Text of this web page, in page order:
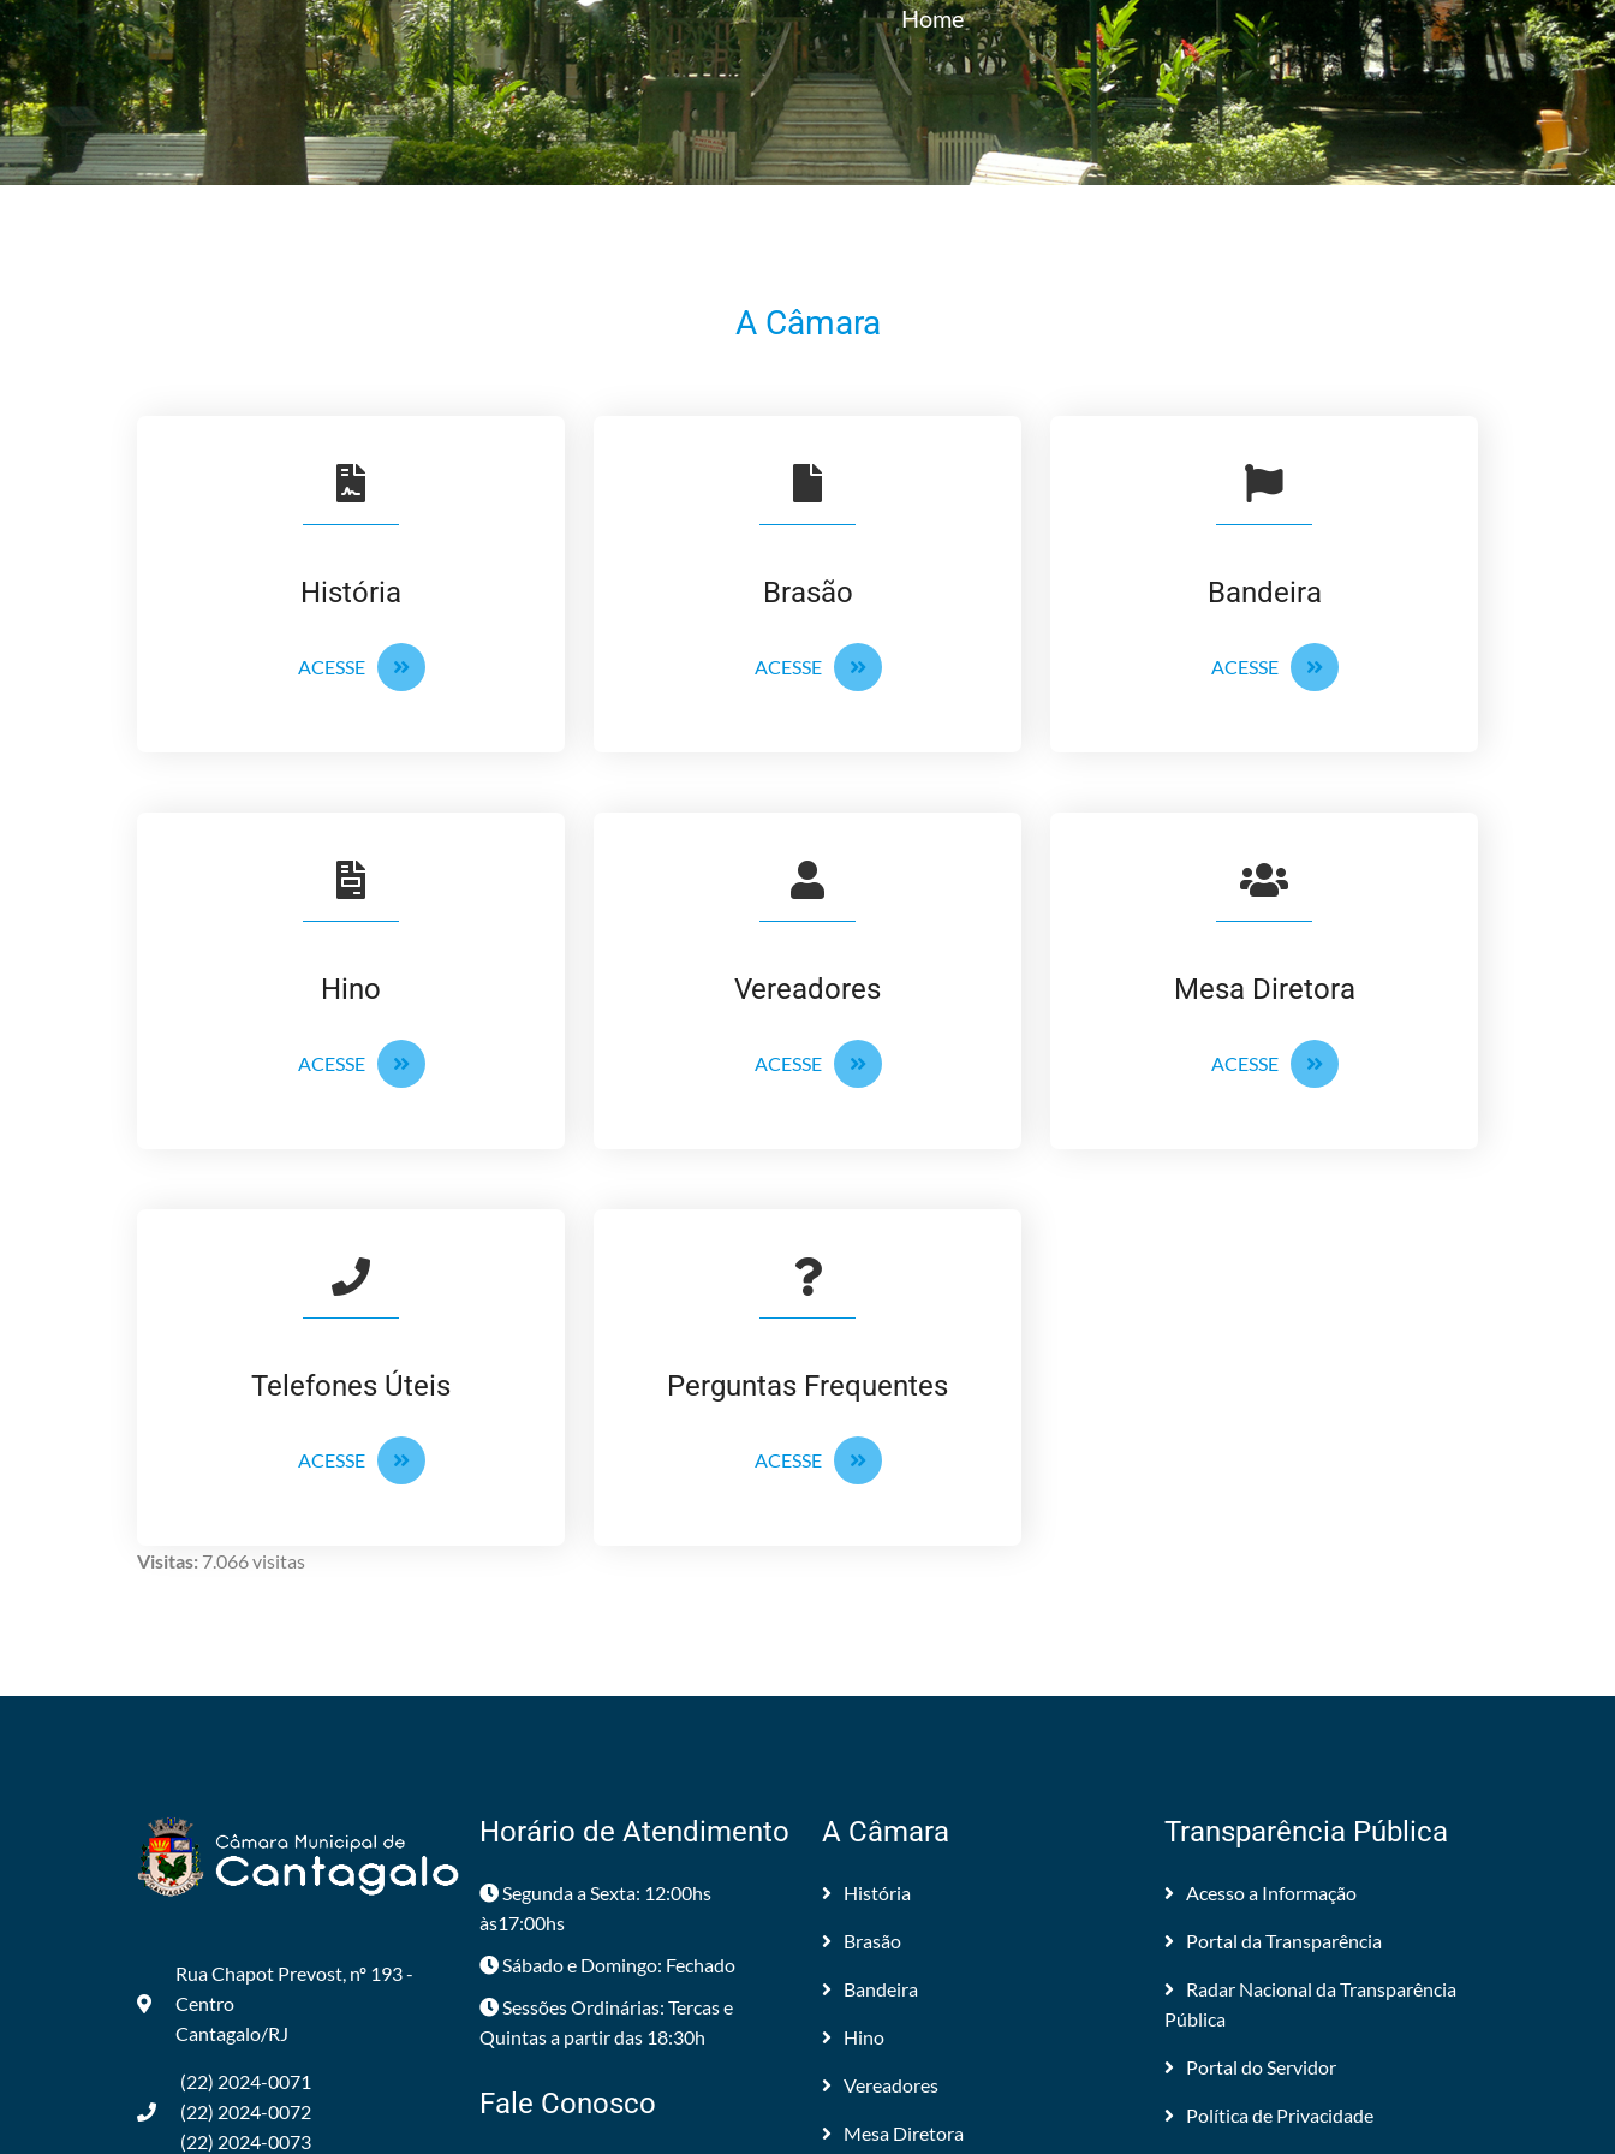
Home
A Câmara
História
ACESSE
Brasão
ACESSE
Bandeira
ACESSE
Hino
ACESSE
Vereadores
ACESSE
Mesa Diretora
ACESSE
Telefones Úteis
ACESSE
Perguntas Frequentes
ACESSE
Visitas: 7.066 visitas
Rua Chapot Prevost, nº 193 -
Centro
Cantagalo/RJ
(22) 2024-0071
(22) 2024-0072
(22) 2024-0073
Horário de Atendimento
Segunda a Sexta: 12:00hs
às17:00hs
Sábado e Domingo: Fechado
Sessões Ordinárias: Tercas e
Quintas a partir das 18:30h
Fale Conosco
A Câmara
História
Brasão
Bandeira
Hino
Vereadores
Mesa Diretora
Transparência Pública
Acesso a Informação
Portal da Transparência
Radar Nacional da Transparência
Pública
Portal do Servidor
Política de Privacidade